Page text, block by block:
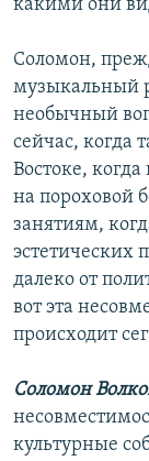
какими они
Соломон,
музыкальный
необычный
сейчас, когда
Востоке,
на пороховой
занятиям,
эстетических
далеко от
вот эта
происходит
Соломон
культурные